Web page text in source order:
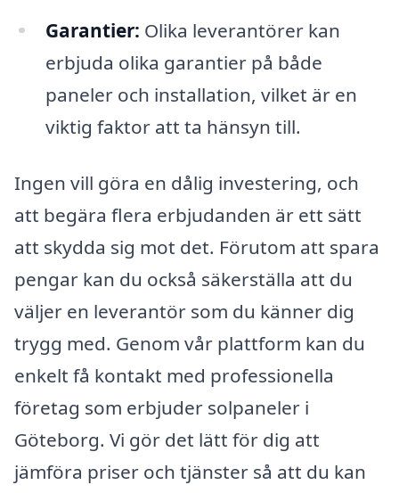
Garantier: Olika leverantörer kan
erbjuda olika garantier på både
paneler och installation, vilket är en
viktig faktor att ta hänsyn till.
Ingen vill göra en dålig investering, och
att begära flera erbjudanden är ett sätt
att skydda sig mot det. Förutom att spara
pengar kan du också säkerställa att du
väljer en leverantör som du känner dig
trygg med. Genom vår plattform kan du
enkelt få kontakt med professionella
företag som erbjuder solpaneler i
Göteborg. Vi gör det lätt för dig att
jämföra priser och tjänster så att du kan